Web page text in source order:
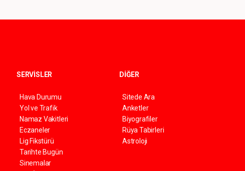
SERVİSLER
Hava Durumu
Yol ve Trafik
Namaz Vakitleri
Eczaneler
Lig Fikstürü
Tarihte Bugün
Sinemalar
DİĞER
Sitede Ara
Anketler
Biyografiler
Rüya Tabirleri
Astroloji